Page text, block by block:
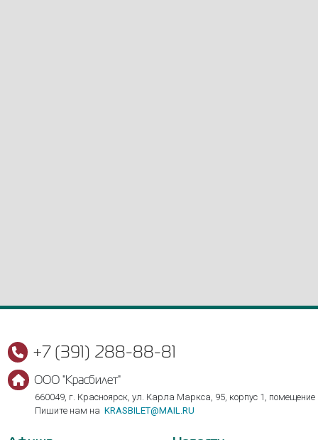
+7 (391) 288-88-81
ООО "Красбилет"
660049, г. Красноярск, ул. Карла Маркса, 95, корпус 1, помещение
Пишите нам на KRASBILET@MAIL.RU